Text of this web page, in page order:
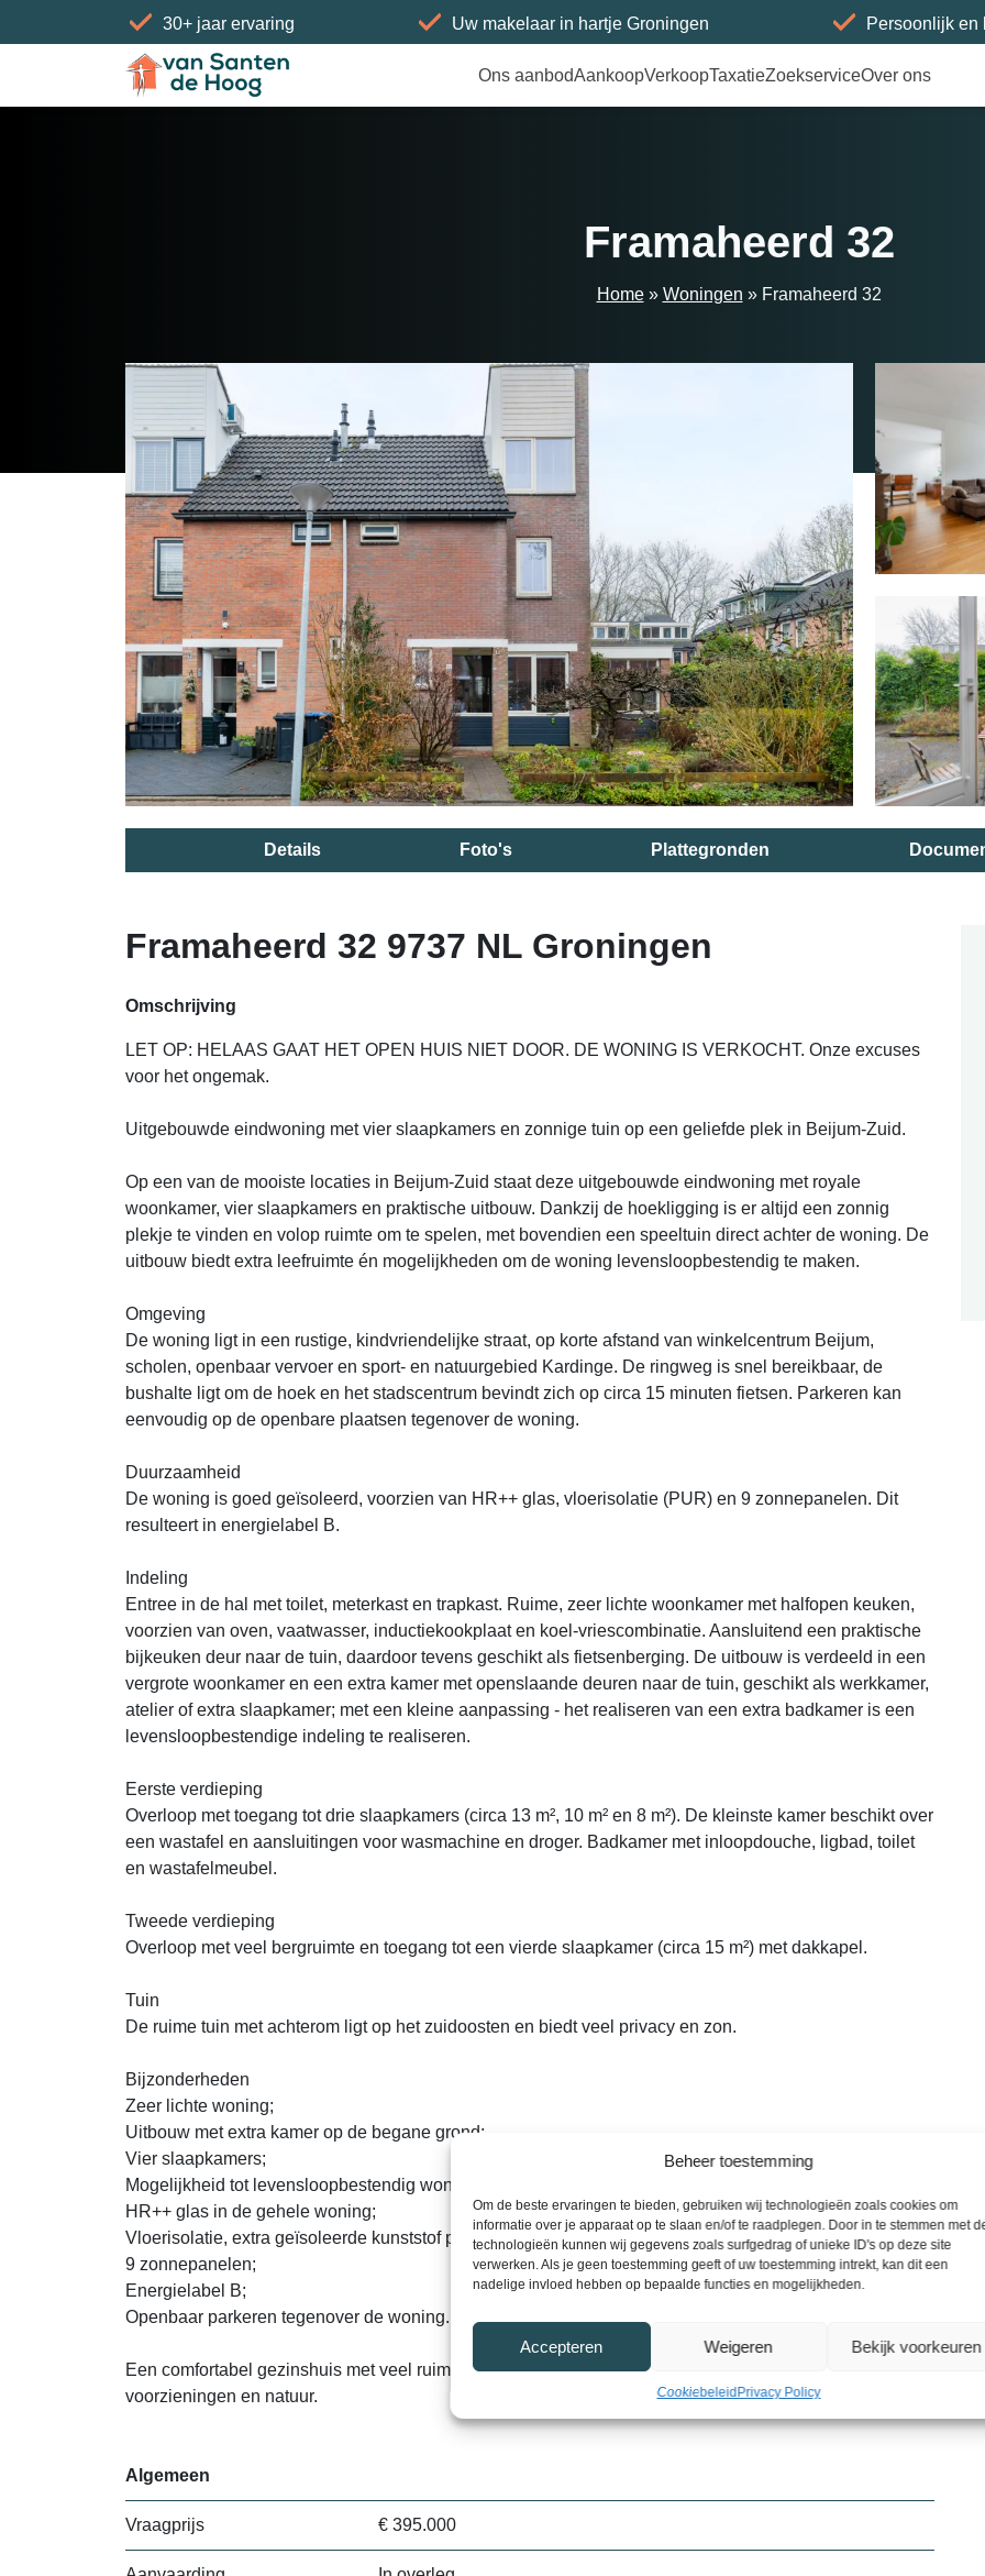
Beheer toestemming
Om de beste ervaringen te bieden, gebruiken wij technologieën zoals cookies om
informatie over je apparaat op te slaan en/of te raadplegen. Door in te stemmen met
technologieën kunnen wij gegevens zoals surfgedrag of unieke ID's op deze site
verwerken. Als je geen toestemming geeft of uw toestemming intrekt, kan dit een
nadelige invloed hebben op bepaalde functies en mogelijkheden.
Accepteren Weigeren Bekijk voorkeuren
Cookiebeleid Privacy Policy
30+ jaar ervaring Uw makelaar in hartje Groningen Persoonlijk en
Ons aanbodAankoopVerkoopTaxatieZoekserviceOver ons
Home»Woningen»Framaheerd 32
Framaheerd 32
Home» Woningen » Framaheerd 32
Details Foto's Plattegronden
Framaheerd 32 9737 NL Groningen
Omschrijving
LET OP: HELAAS GAAT HET OPEN HUIS NIET DOOR. DE WONING IS VERKOCHT. Onze excuses
voor het ongemak.
Uitgebouwde eindwoning met vier slaapkamers en zonnige tuin op een geliefde plek in Beijum-Zuid.
Op een van de mooiste locaties in Beijum-Zuid staat deze uitgebouwde eindwoning met royale
woonkamer, vier slaapkamers en praktische uitbouw. Dankzij de hoekligging is er altijd een zonnig
plekje te vinden en volop ruimte om te spelen, met bovendien een speeltuin direct achter de woning. De
uitbouw biedt extra leefruimte én mogelijkheden om de woning levensloopbestendig te maken.
Omgeving
De woning ligt in een rustige, kindvriendelijke straat, op korte afstand van winkelcentrum Beijum,
scholen, openbaar vervoer en sport- en natuurgebied Kardinge. De ringweg is snel bereikbaar, de
bushalte ligt om de hoek en het stadscentrum bevindt zich op circa 15 minuten fietsen. Parkeren kan
eenvoudig op de openbare plaatsen tegenover de woning.
Duurzaamheid
De woning is goed geïsoleerd, voorzien van HR++ glas, vloerisolatie (PUR) en 9 zonnepanelen. Dit
resulteert in energielabel B.
Indeling
Entree in de hal met toilet, meterkast en trapkast. Ruime, zeer lichte woonkamer met halfopen keuken,
voorzien van oven, vaatwasser, inductiekookplaat en koel-vriescombinatie. Aansluitend een praktische
bijkeuken deur naar de tuin, daardoor tevens geschikt als fietsenberging. De uitbouw is verdeeld in een
vergrote woonkamer en een extra kamer met openslaande deuren naar de tuin, geschikt als werkkamer,
atelier of extra slaapkamer; met een kleine aanpassing - het realiseren van een extra badkamer is een
levensloopbestendige indeling te realiseren.
Eerste verdieping
Overloop met toegang tot drie slaapkamers (circa 13 m², 10 m² en 8 m²). De kleinste kamer beschikt over
een wastafel en aansluitingen voor wasmachine en droger. Badkamer met inloopdouche, ligbad, toilet
en wastafelmeubel.
Tweede verdieping
Overloop met veel bergruimte en toegang tot een vierde slaapkamer (circa 15 m²) met dakkapel.
Tuin
De ruime tuin met achterom ligt op het zuidoosten en biedt veel privacy en zon.
Bijzonderheden
Zeer lichte woning;
Uitbouw met extra kamer op de begane grond;
Vier slaapkamers;
Mogelijkheid tot levensloopbestendig wonen;
HR++ glas in de gehele woning;
Vloerisolatie, extra geïsoleerde kunststof panelen en dakkapel;
9 zonnepanelen;
Energielabel B;
Openbaar parkeren tegenover de woning.
Een comfortabel gezinshuis met veel ruimte, een zonnige tuin en een uitstekende ligging nabij
voorzieningen en natuur.
Algemeen
Vraagprijs € 395.000